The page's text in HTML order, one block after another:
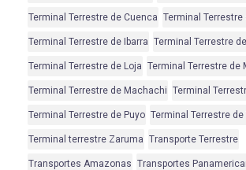
Terminal Terrestre de Cuenca Terminal Terrestre
Terminal Terrestre de Ibarra Terminal Terrestre
Terminal Terrestre de Loja Terminal Terrestre de
Terminal Terrestre de Machachi Terminal
Terminal Terrestre de Puyo Terminal Terrestre de
Terminal terrestre Zaruma Transporte Terrestre
Transportes Amazonas Transportes